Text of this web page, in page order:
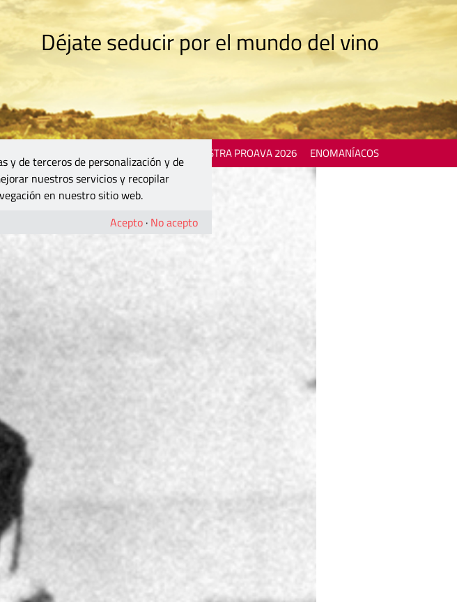
Déjate seducir por el mundo del vino
MOSTRA PROAVA 2026 ENOMANÍACOS
y de terceros de personalización y de
nuestros servicios y recopilar
en nuestro sitio web.
Acepto · No acepto